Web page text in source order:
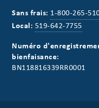
Sans frais: 1-800-265-
Local: 519-642-7755
Numéro
bienfaisance:
BN118816339RR0001